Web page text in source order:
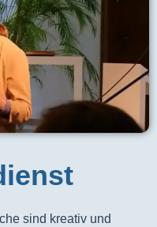
sind kreativ und